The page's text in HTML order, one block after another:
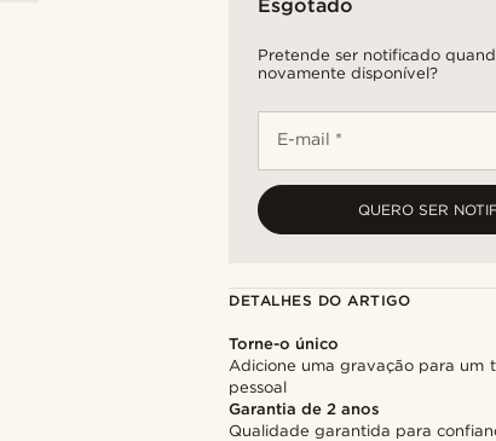
Esgotado
Pretende ser notificado
novamente disponível?
E-mail *
QUERO SER
DETALHES DO ARTIGO
Torne-o único
Adicione uma gravação para um
pessoal
Garantia de 2 anos
Qualidade garantida para